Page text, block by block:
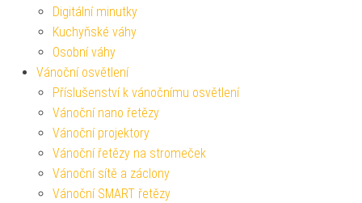
Digitální minutky
Kuchyňské váhy
Osobní váhy
Vánoční osvětlení
Příslušenství k vánočnímu osvětlení
Vánoční nano řetězy
Vánoční projektory
Vánoční řetězy na stromeček
Vánoční sítě a záclony
Vánoční SMART řetězy